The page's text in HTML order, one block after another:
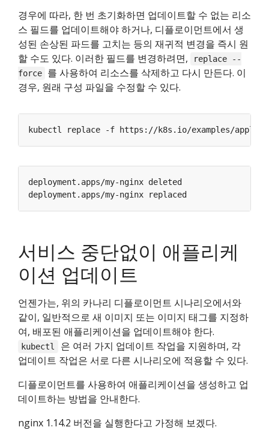
경우에 따라, 한 번 초기화하면 업데이트할 수 없는 리소
스 필드를 업데이트해야 하거나, 디플로이먼트에서 생
성된 손상된 파드를 고치는 등의 재귀적 변경을 즉시 원
할 수도 있다. 이러한 필드를 변경하려면,
replace --
force
를 사용하여 리소스를 삭제하고 다시 만든다. 이
경우, 원래 구성 파일을 수정할 수 있다.
서비스 중단없이 애플리케
이션 업데이트
언젠가는, 위의 카나리 디플로이먼트 시나리오에서와
같이, 일반적으로 새 이미지 또는 이미지 태그를 지정하
여, 배포된 애플리케이션을 업데이트해야 한다.
kubectl
은 여러 가지 업데이트 작업을 지원하며, 각
업데이트 작업은 서로 다른 시나리오에 적용할 수 있다.
디플로이먼트를 사용하여 애플리케이션을 생성하고 업
데이트하는 방법을 안내한다.
nginx 1.14.2 버전을 실행한다고 가정해 보겠다.